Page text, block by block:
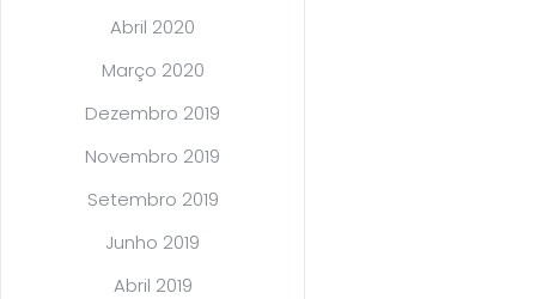
Abril 2020
Março 2020
Dezembro 2019
Novembro 2019
Setembro 2019
Junho 2019
Abril 2019